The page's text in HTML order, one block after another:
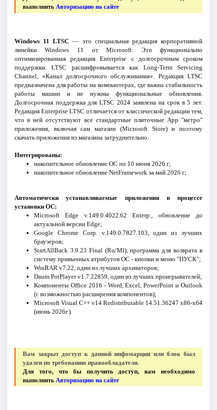
выполнить Авторизацию на сайте
Windows 11 LTSC — это специальная редакция корпоративной
линейки Windows 11 от Microsoft. Это функционально
оптимизированная редакция Enterprise с долгосрочным сроком
поддержки. LTSC расшифровывается как Long-Term Servicing
Channel, «Канал долгосрочного обслуживания». Редакция LTSC
предназначена для работы на компьютерах, где важна стабильность
работы машин и не нужны функциональные обновления.
Долгосрочная поддержка для LTSC 2024 заявлена на срок в 5 лет.
Редакция Enterprise LTSC отличается от классической редакции тем,
что в ней отсутствуют все стандартные плиточные App "метро"
приложения, включая сам магазин (Microsoft Store) и поэтому
скачать приложения из магазина затруднительно.
Интегрированы:
накопительное обновление ОС по 10 июня 2026 г;
накопительное обновление NetFramework за май 2026 г;
Автоматически устанавливаемые приложения в процессе
установки ОС:
Microsoft Edge v.149.0.4022.62 Enterp., обновление до
актуальной версии Edge;
Google Chrome Corp. v.149.0.7827.103, один из лучших
браузеров;
StartAllBack 3.9.23 Final (Ru/Ml), программа для возврата в
систему привычных атрибутов ОС - кнопки и меню "ПУСК";
WinRAR v7.22, один из лучших архиваторов;
Daum PotPlayer v1.7.22859, один из лучших проигрывателей;
Компоненты Office 2016 - Word, Excel, PowerPoint и Outlook
(с возможностью расширения компонентов);
Microsoft Visual C++ v14 Redistributable 14.51.36247 x86-x64
(июнь 2026г.).
Вам закрыт доступ к данной инфомарции или блок был
удален по требованию правообладателя.
Для того, что бы получить доступ, вам необходимо
выполнить Авторизацию на сайте